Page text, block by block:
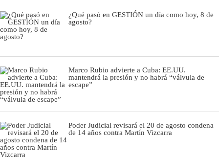
¿Qué pasó en GESTIÓN un día como hoy, 8 de
agosto?
Marco Rubio advierte a Cuba: EE.UU.
mantendrá la presión y no habrá “válvula de
escape”
Poder Judicial revisará el 20 de agosto condena
de 14 años contra Martín Vizcarra